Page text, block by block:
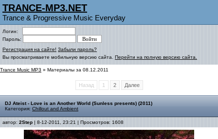
TRANCE-MP3.NET
Trance & Progressive Music Everyday
Логин:
Пароль:
Регистрация на сайте! Забыли пароль?
Вы просматриваете мобильную версию сайта. Перейти на полную версию сайта.
Trance Music MP3 » Материалы за 08.12.2011
Назад 1 2 Далее
DJ Ateist - Love is an Another World (Sunless presents) (2011)
Категория: Chillout and Ambient
автор: 2Step | 8-12-2011, 23:21 | Просмотров: 1608